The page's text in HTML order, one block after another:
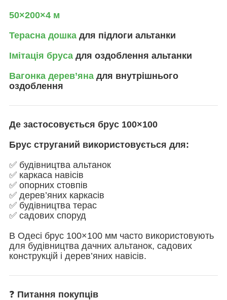
50×200×4 м
Терасна дошка для підлоги альтанки
Імітація бруса для оздоблення альтанки
Вагонка дерев’яна для внутрішнього
оздоблення
Де застосовується брус 100×100
Брус струганий використовується для:
✅ будівництва альтанок
✅ каркаса навісів
✅ опорних стовпів
✅ дерев’яних каркасів
✅ будівництва терас
✅ садових споруд
В Одесі брус 100×100 мм часто використовують
для будівництва дачних альтанок, садових
конструкцій і дерев’яних навісів.
❓ Питання покупців